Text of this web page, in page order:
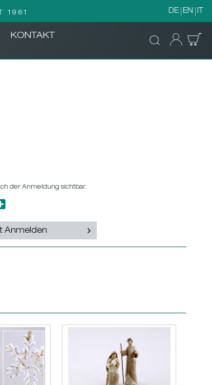
1961 DE EN IT
KONTAKT
der Anmeldung sichtbar.
Anmelden